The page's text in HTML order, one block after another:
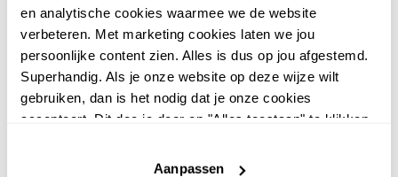
en analytische cookies waarmee we de website
verbeteren. Met marketing cookies laten we jou
persoonlijke content zien. Alles is dus op jou afgestemd.
Superhandig. Als je onze website op deze wijze wilt
gebruiken, dan is het nodig dat je onze cookies
accepteert. Dit doe je door op "Alles toestaan" te klikken.
website niet optimaal functioneert.
Aanpassen